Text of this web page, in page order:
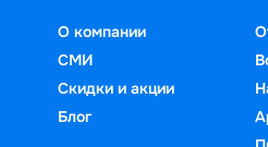
О компании
СМИ
Скидки и акции
Блог